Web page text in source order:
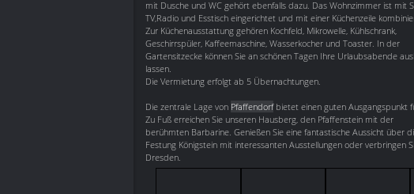
mit Dusche und WC gehört ebenfalls dazu. Das Wohnzimmer ist mit
TV,Radio und Esstisch eingerichtet und mit einer Küchenzeile
Zur Küchenausstattung gehören Kochfeld, Mikrowelle, Kühlschrank,
Geschirrspüler, Kaffeemaschine, Wasserkocher und Toaster. In der
Gartensitzecke können Sie an schönen Tagen Ihre Urlaubsabende
lassen.
Die Vermietung erfolgt ab 5 Übernachtungen.
Die zentrale Lage von Pfaffendorfbietet einen guten Ausgangspunkt
Zu Fuß erreichen Sie unseren Hausberg, den Pfaffenstein mit der
berühmten Barbarine. Genießen Sie eine fantastische Aussicht über
Festung Königstein mit interessanten Ausstellungen oder
Dresden.